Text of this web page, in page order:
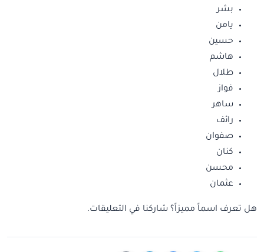
بشر
يامن
حسين
هاشم
طلال
فواز
ساهر
رائف
صفوان
كنان
محسن
عثمان
هل تعرف اسماً مميزاً؟ شاركنا في التعليقات.